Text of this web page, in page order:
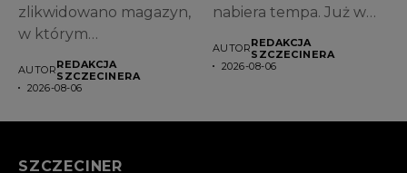
zlikwidowano magazyn,
w którym
ogromne ilości
Funkcjonariusze
AUTORREDAKCJA
SZCZECINERA
2026-08-06
nabiera tempa. Już w
AUTORREDAKCJA
SZCZECINERA
2026-08-06
SZCZECINER